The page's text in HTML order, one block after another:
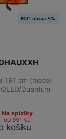
ISIC sleva 5%
191 cm (model
Quantum
Na splátky
od 951 Kč
košíku